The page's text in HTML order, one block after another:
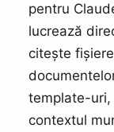
pentru
lucrează
citește
template-uri,
contextul